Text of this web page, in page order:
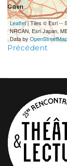
Leaflet| Tiles © Esri --
NRCAN, Esri Japan,
Data by OpenStreetMap
Précédent